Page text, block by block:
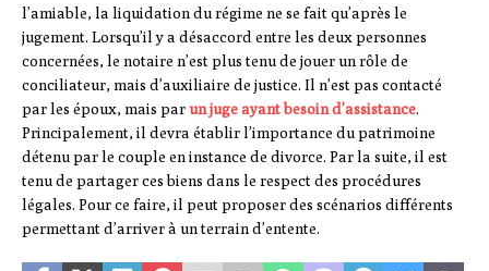
l’amiable, la liquidation du régime ne se fait qu’après le
jugement. Lorsqu’il y a désaccord entre les deux personnes
concernées, le notaire n’est plus tenu de jouer un rôle de
conciliateur, mais d’auxiliaire de justice. Il n’est pas contacté
par les époux, mais parun juge ayant besoin d’assistance.
Principalement, il devra établir l’importance du patrimoine
détenu par le couple en instance de divorce. Par la suite, il est
tenu de partager ces biens dans le respect des procédures
légales. Pour ce faire, il peut proposer des scénarios différents
permettant d’arriver à un terrain d’entente.